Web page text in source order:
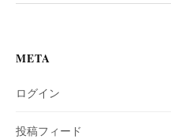
META
ログイン
投稿フィード